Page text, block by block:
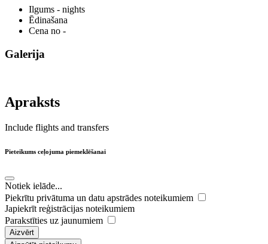
Ilgums - nights
Ēdinašana
Cena no -
Galerija
Apraksts
Include flights and transfers
Pieteikums ceļojuma piemeklēšanai
Notiek ielāde...
Piekrītu privātuma un datu apstrādes noteikumiem
Japiekrīt reģistrācijas noteikumiem
Parakstīties uz jaunumiem
Aizvērt